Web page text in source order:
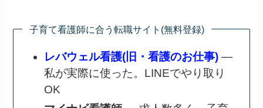
子育て看護師に合う転職サイト(無料登録)
レバウェル看護(旧・看護のお仕事) —
私が実際に使った。LINEでやり取り
OK